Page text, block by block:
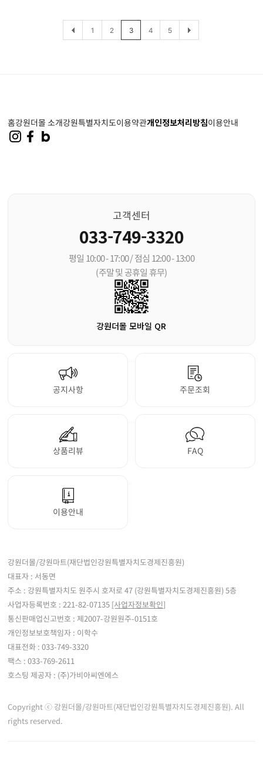
1 2 3 4 5
홈강원더몰 소개강원특별자치도이용약관개인정보처리방침이용안내
고객센터
033-749-3320
평일 10:00 - 17:00 / 점심 12:00 - 13:00
(주말 및 공휴일 휴무)
강원더몰 모바일 QR
공지사항 주문조회
상품리뷰 FAQ
이용안내
강원더몰/강원마트(재단법인강원특별자치도경제진흥원)
대표자 : 서동면
주소 : 강원특별자치도 원주시 호저로 47 (강원특별자치도경제진흥원) 5층
사업자등록번호 : 221-82-07135 [사업자정보확인]
통신판매업신고번호 : 제2007-강원원주-0151호
개인정보보호책임자 : 이학수
대표전화 : 033-749-3320
팩스 : 033-769-2611
호스팅 제공자 : (주)가비아씨엔에스
Copyright ⓒ 강원더몰/강원마트(재단법인강원특별자치도경제진흥원). All
rights reserved.